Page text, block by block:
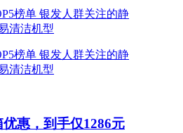
惠，到手仅1286元